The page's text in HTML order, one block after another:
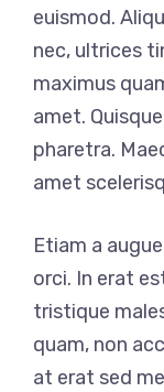
euismod.
nec, ultrices
maximus
amet.
pharetra.
amet
Etiam a
orci. In erat
tristique
quam, non
at erat sed